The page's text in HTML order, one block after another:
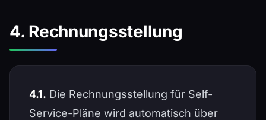
4. Rechnungsstellung
4.1. Die Rechnungsstellung für Self-
Service-Pläne wird automatisch über